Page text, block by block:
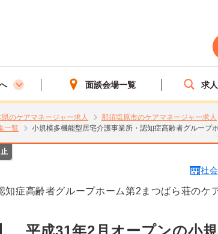
面談会場一覧 求
県のケアマネージャー求人
那須塩原市のケアマネージャー求人
一覧
小規模多機能型居宅介護事業所・認知症高齢者グループ
社
知症高齢者グループホーム第2まつばら荘のケ
平成31年2月オープンの小